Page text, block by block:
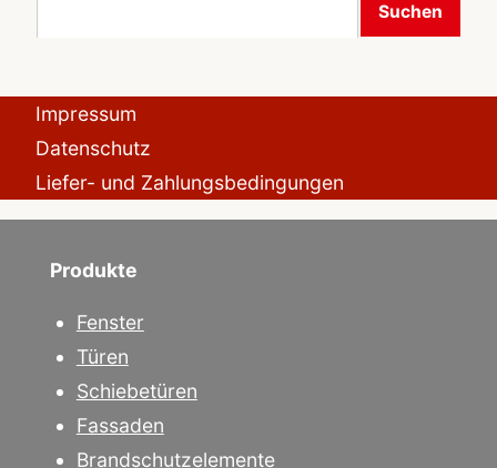
Suchen
Impressum
Datenschutz
Liefer- und Zahlungsbedingungen
Produkte
Fenster
Türen
Schiebetüren
Fassaden
Brandschutzelemente